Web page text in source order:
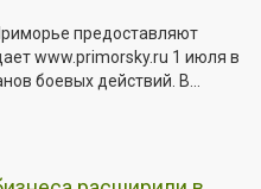
предоставляют
www.primorsky.ru 1 июля в
боевых действий. В...